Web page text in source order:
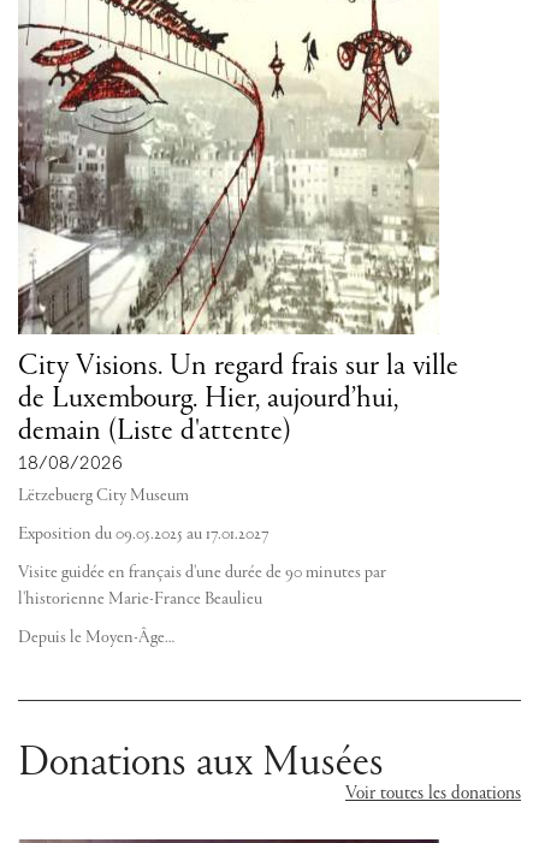
City Visions. Un regard frais sur la ville
de Luxembourg. Hier, aujourd’hui,
demain (Liste d'attente)
18/08/2026
Lëtzebuerg City Museum
Exposition du 09.05.2025 au 17.01.2027
Visite guidée en français d'une durée de 90 minutes par
l'historienne Marie-France Beaulieu
Depuis le Moyen-Âge…
Donations aux Musées
Voir toutes les donations